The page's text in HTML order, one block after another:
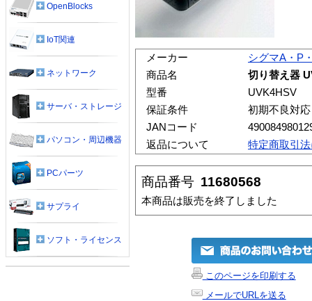
メーカー
シグマA・P
商品名
切り替え器
型番
UVK4HSV
保証条件
初期不良対
JANコード
返品について
特定商取引
商品番号 11680568
本商品は販売を終了しました
このページを印刷する
メールでURLを送る
OpenBlocks
IoT関連
ネットワーク
サーバ・ストレージ
パソコン・周辺機器
PCパーツ
サプライ
ソフト・ライセンス